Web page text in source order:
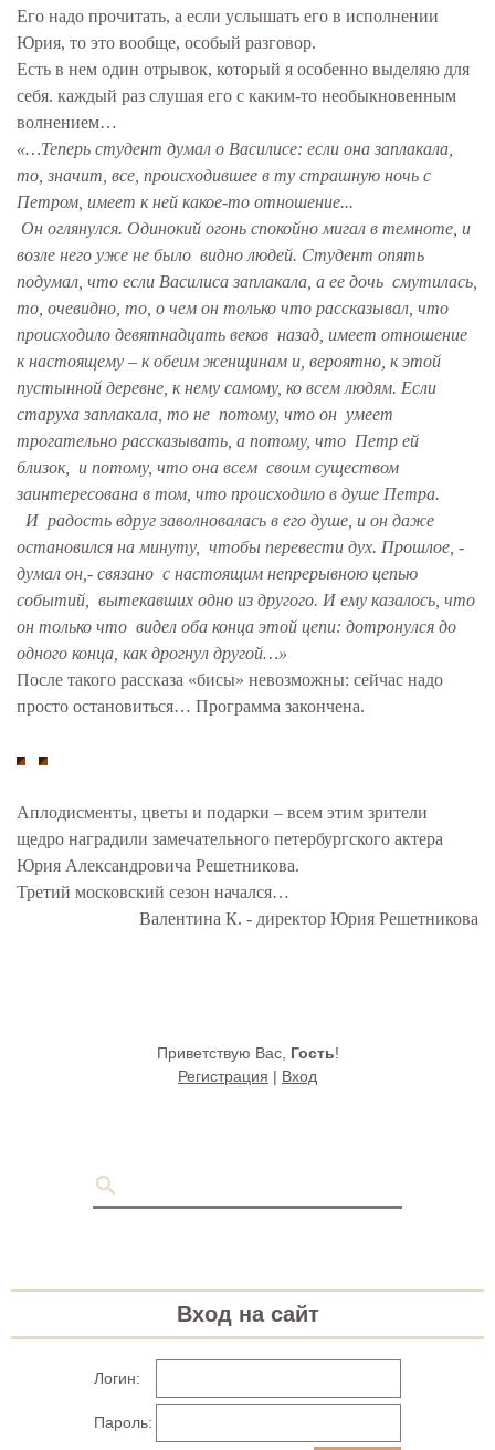
Его надо прочитать, а если услышать его в исполнении
Юрия, то это вообще, особый разговор.
Есть в нем один отрывок, который я особенно выделяю для
себя. каждый раз слушая его с каким-то необыкновенным
волнением…
«…Теперь студент думал о Василисе: если она заплакала,
то, значит, все, происходившее в ту страшную ночь с
Петром, имеет к ней какое-то отношение...
Он оглянулся. Одинокий огонь спокойно мигал в темноте, и
возле него уже не было видно людей. Студент опять
подумал, что если Василиса заплакала, а ее дочь смутилась,
то, очевидно, то, о чем он только что рассказывал, что
происходило девятнадцать веков назад, имеет отношение
к настоящему – к обеим женщинам и, вероятно, к этой
пустынной деревне, к нему самому, ко всем людям. Если
старуха заплакала, то не потому, что он умеет
трогательно рассказывать, а потому, что Петр ей
близок, и потому, что она всем своим существом
заинтересована в том, что происходило в душе Петра.
И радость вдруг заволновалась в его душе, и он даже
остановился на минуту, чтобы перевести дух. Прошлое, -
думал он,- связано с настоящим непрерывною цепью
событий, вытекавших одно из другого. И ему казалось, что
он только что видел оба конца этой цепи: дотронулся до
одного конца, как дрогнул другой…»
После такого рассказа «бисы» невозможны: сейчас надо
просто остановиться… Программа закончена.
Аплодисменты, цветы и подарки – всем этим зрители
щедро наградили замечательного петербургского актера
Юрия Александровича Решетникова.
Третий московский сезон начался…
Валентина К. - директор Юрия Решетникова
Приветствую Вас, Гость!
Регистрация | Вход
Вход на сайт
Логин:
Пароль: